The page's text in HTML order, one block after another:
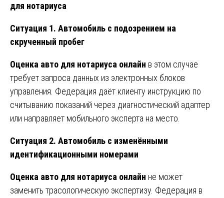
для нотариуса
Ситуация 1. Автомобиль с подозрением на
скрученный пробег
Оценка авто для нотариуса онлайн в этом случае
требует запроса данных из электронных блоков
управления. Федерация даёт клиенту инструкцию по
считыванию показаний через диагностический адаптер
или направляет мобильного эксперта на место.
Ситуация 2. Автомобиль с изменёнными
идентификационными номерами
Оценка авто для нотариуса онлайн не может
заменить трасологическую экспертизу. Федерация в